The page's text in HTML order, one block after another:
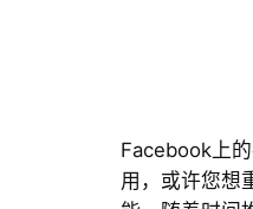
Facebook上
用，或许您想